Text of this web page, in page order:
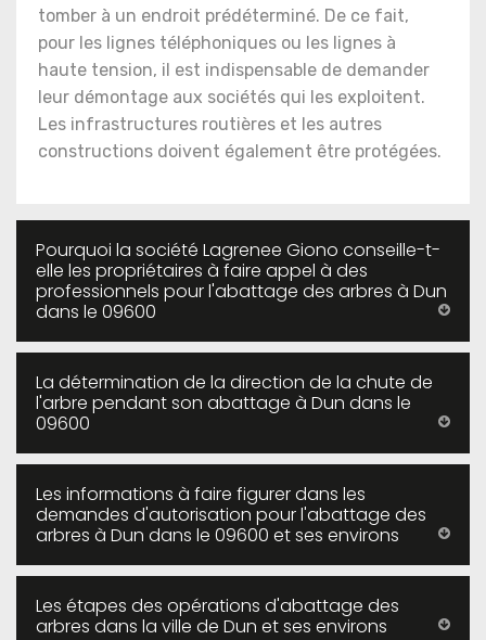
tomber à un endroit prédéterminé. De ce fait,
pour les lignes téléphoniques ou les lignes à
haute tension, il est indispensable de demander
leur démontage aux sociétés qui les exploitent.
Les infrastructures routières et les autres
constructions doivent également être protégées.
Pourquoi la société Lagrenee Giono conseille-t-
elle les propriétaires à faire appel à des
professionnels pour l'abattage des arbres à Dun
dans le 09600
La détermination de la direction de la chute de
l'arbre pendant son abattage à Dun dans le
09600
Les informations à faire figurer dans les
demandes d'autorisation pour l'abattage des
arbres à Dun dans le 09600 et ses environs
Les étapes des opérations d'abattage des
arbres dans la ville de Dun et ses environs